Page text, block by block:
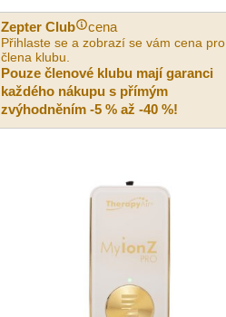
Zepter Club cena
Přihlaste se a zobrazí se vám cena pro
člena klubu.
Pouze členové klubu mají garanci
každého nákupu s přímým
zvýhodněním -5 % až -40 %!